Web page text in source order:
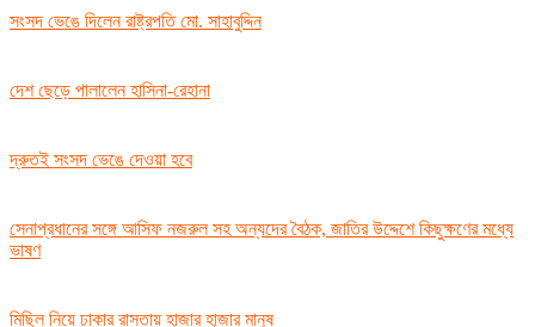
সংসদ ভেঙে দিলেন রাষ্ট্রপতি মো. সাহাবুদ্দিন
দেশ ছেড়ে পালালেন হাসিনা-রেহানা
দ্রুতই সংসদ ভেঙে দেওয়া হবে
সেনাপ্রধানের সঙ্গে আসিফ নজরুল সহ অন্যদের বৈঠক, জাতির উদ্দেশে কিছুক্ষণের মধ্যে
ভাষণ
মিছিল নিয়ে ঢাকার রাস্তায় হাজার হাজার মানুষ